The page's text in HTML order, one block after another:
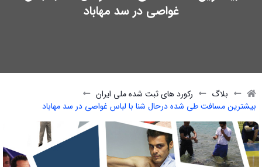
غواصی در سد مهاباد
بلاگ
رکورد های ثبت شده ملی ایران
بیشترین مسافت طی شده درحال شنا با لباس غواصی در سد مهاباد